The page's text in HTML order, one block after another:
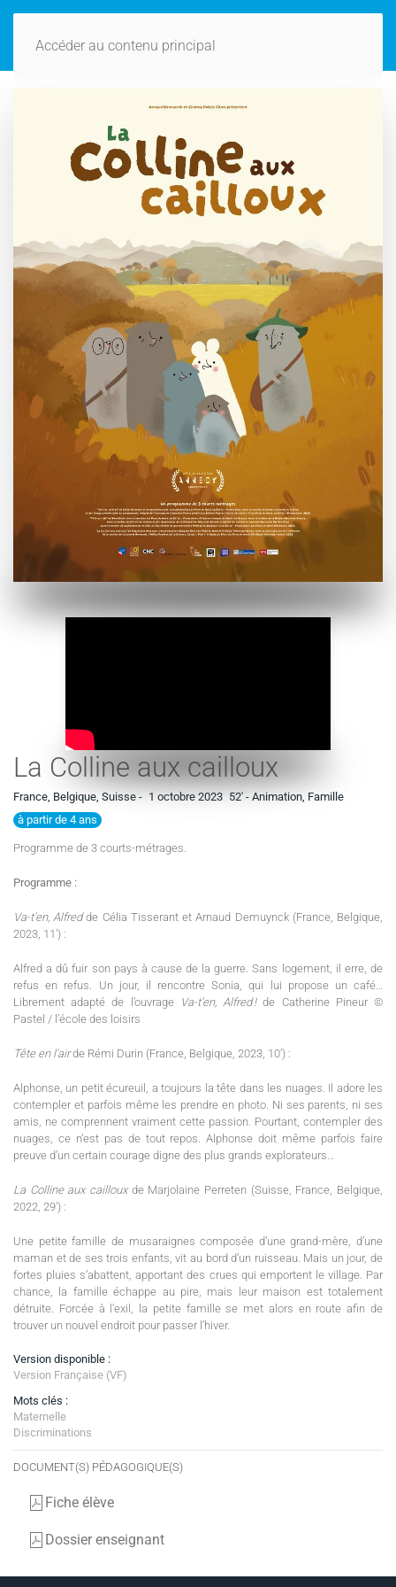
Accéder au contenu principal
La Colline aux cailloux
France, Belgique, Suisse - 1 octobre 2023 52' - Animation, Famille
à partir de 4 ans
Programme de 3 courts-métrages.
Programme :
Va-t'en, Alfredde Célia Tisserant et Arnaud Demuynck (France, Belgique,
2023, 11') :
Alfred a dû fuir son pays à cause de la guerre. Sans logement, il erre, de
refus en refus. Un jour, il rencontre Sonia, qui lui propose un café…
Librement adapté de l’ouvrage Va-t’en, Alfred !de Catherine Pineur ©
Pastel / l’école des loisirs
Tête en l'airde Rémi Durin (France, Belgique, 2023, 10') :
Alphonse, un petit écureuil, a toujours la tête dans les nuages. Il adore les
contempler et parfois même les prendre en photo. Ni ses parents, ni ses
amis, ne comprennent vraiment cette passion. Pourtant, contempler des
nuages, ce n’est pas de tout repos. Alphonse doit même parfois faire
preuve d’un certain courage digne des plus grands explorateurs…
La Colline aux caillouxde Marjolaine Perreten (Suisse, France, Belgique,
2022, 29') :
Une petite famille de musaraignes composée d’une grand-mère, d’une
maman et de ses trois enfants, vit au bord d’un ruisseau. Mais un jour, de
fortes pluies s’abattent, apportant des crues qui emportent le village. Par
chance, la famille échappe au pire, mais leur maison est totalement
détruite. Forcée à l’exil, la petite famille se met alors en route afin de
trouver un nouvel endroit pour passer l’hiver.
Version disponible :
Version Française (VF)
Mots clés :
Maternelle
Discriminations
DOCUMENT(S) PÉDAGOGIQUE(S)
Fiche élève
Dossier enseignant